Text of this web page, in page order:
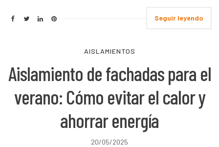
Seguir leyendo
AISLAMIENTOS
Aislamiento de fachadas para el
verano: Cómo evitar el calor y
ahorrar energía
20/05/2025